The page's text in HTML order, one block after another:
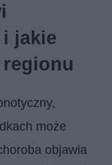
jakie
może
objawia